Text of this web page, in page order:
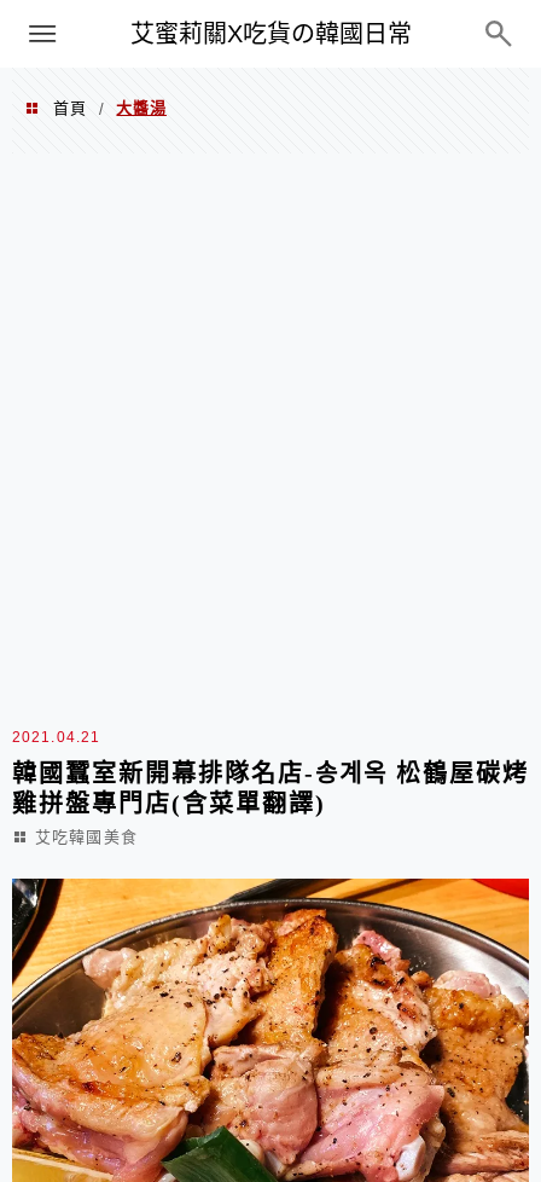
艾蜜莉關X吃貨の韓國日常
PXN
首頁 / 大醬湯
2021.04.21
韓國蠶室新開幕排隊名店-송계옥 松鶴屋碳烤
雞拼盤專門店(含菜單翻譯)
艾吃韓國美食